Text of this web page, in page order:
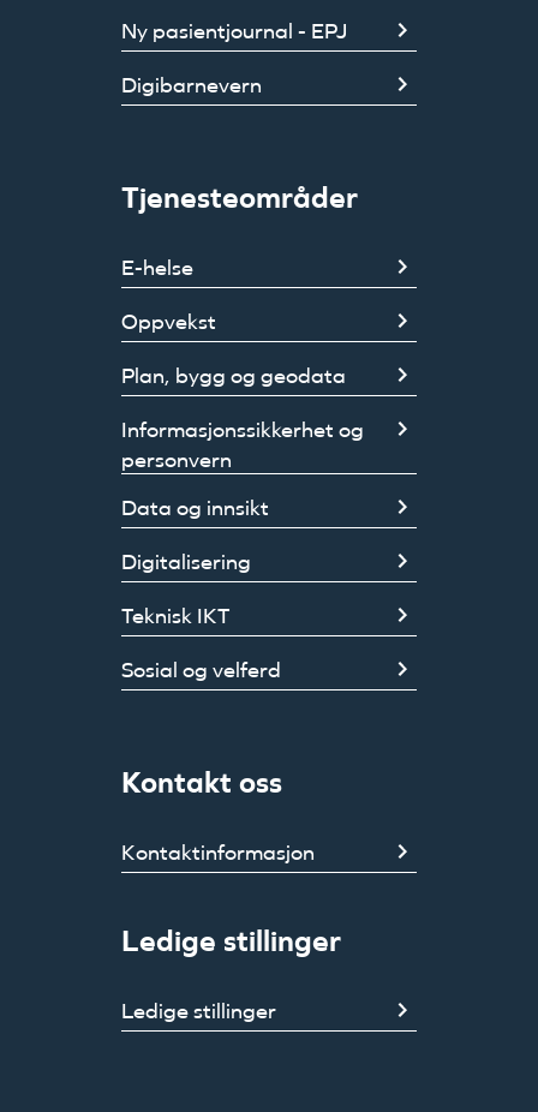
Ny pasientjournal - EPJ
Digibarnevern
Tjenesteområder
E-helse
Oppvekst
Plan, bygg og geodata
Informasjonssikkerhet og
personvern
Data og innsikt
Digitalisering
Teknisk IKT
Sosial og velferd
Kontakt oss
Kontaktinformasjon
Ledige stillinger
Ledige stillinger